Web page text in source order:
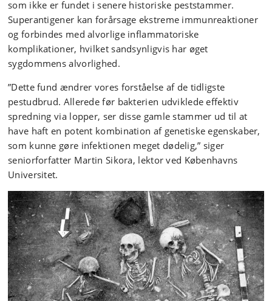
som ikke er fundet i senere historiske peststammer.
Superantigener kan forårsage ekstreme immunreaktioner
og forbindes med alvorlige inflammatoriske
komplikationer, hvilket sandsynligvis har øget
sygdommens alvorlighed.
”Dette fund ændrer vores forståelse af de tidligste
pestudbrud. Allerede før bakterien udviklede effektiv
spredning via lopper, ser disse gamle stammer ud til at
have haft en potent kombination af genetiske egenskaber,
som kunne gøre infektionen meget dødelig,” siger
seniorforfatter Martin Sikora, lektor ved Københavns
Universitet.